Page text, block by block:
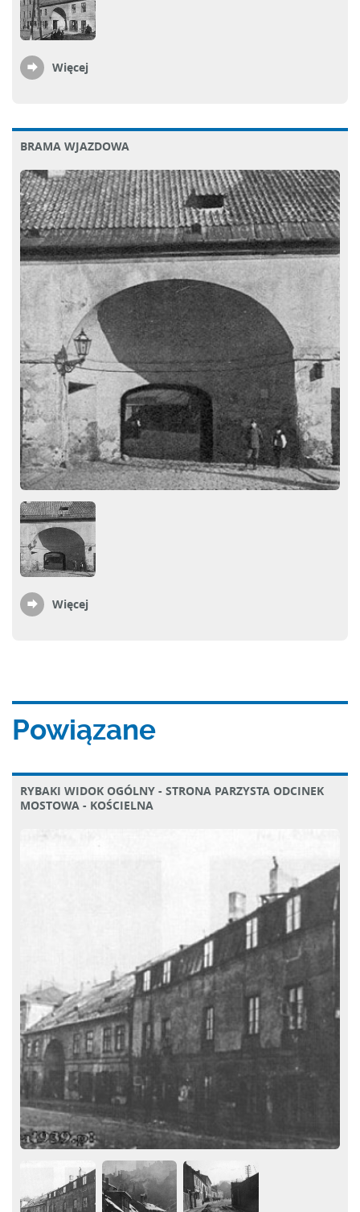
Więcej
BRAMA WJAZDOWA
Więcej
Powiązane
RYBAKI WIDOK OGÓLNY - STRONA PARZYSTA ODCINEK
MOSTOWA - KOŚCIELNA